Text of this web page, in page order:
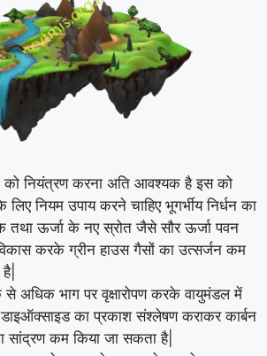
को नियंत्रण करना अति आवश्यक है इस को
नियम उपाय करने चाहिए भूगर्भीय निर्धन का
तथा ऊर्जा के नए स्रोत जैसे सौर ऊर्जा पवन
करके ग्रीन हाउस गैसों का उत्सर्जन कम
अधिक भाग पर वृक्षारोपण करके वायुमंडल में
डाइऑक्साइड का प्रकाश संश्लेषण कराकर कार्बन
सांद्रण कम किया जा सकता है|